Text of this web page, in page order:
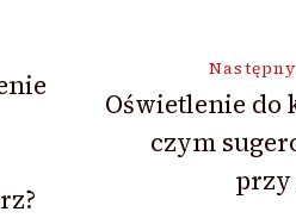
Oświetlenie do
czym
przy